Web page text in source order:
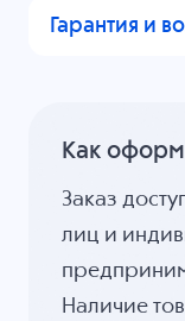
Гарантия и
Как
Заказ
лиц и
Наличие